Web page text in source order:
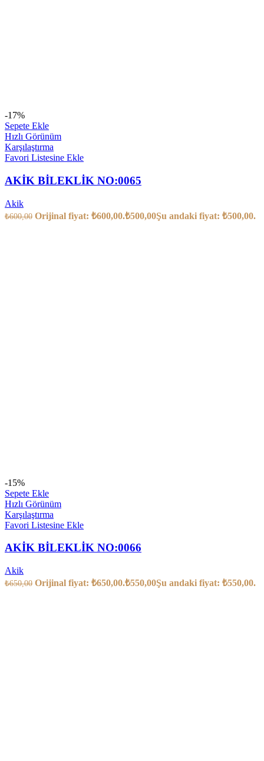
-17%
Sepete Ekle
Hızlı Görünüm
Karşılaştırma
Favori Listesine Ekle
AKİK BİLEKLİK NO:0065
Akik
₺600,00 Orijinal fiyat: ₺600,00.₺500,00Şu andaki fiyat: ₺500,00.
-15%
Sepete Ekle
Hızlı Görünüm
Karşılaştırma
Favori Listesine Ekle
AKİK BİLEKLİK NO:0066
Akik
₺650,00 Orijinal fiyat: ₺650,00.₺550,00Şu andaki fiyat: ₺550,00.